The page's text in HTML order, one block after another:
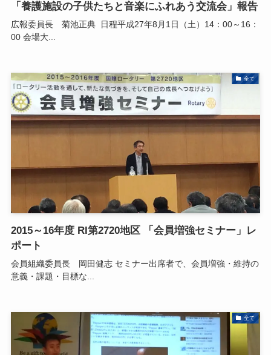
「養護施設の子供たちと音楽にふれあう交流会」報告
広報委員長 菊池正典 日程平成27年8月1日（土）14：00～16：
00 会場大...
全て
2015～16年度 RI第2720地区 「会員増強セミナー」レ
ポート
会員組織委員長 岡田健志 セミナー出席者で、会員増強・維持の
意義・課題・目標な...
全て